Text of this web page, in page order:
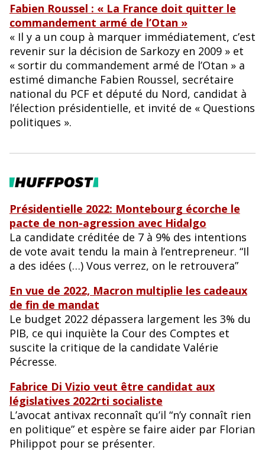
Fabien Roussel : « La France doit quitter le
commandement armé de l’Otan »
« Il y a un coup à marquer immédiatement, c’est
revenir sur la décision de Sarkozy en 2009 » et
« sortir du commandement armé de l’Otan » a
estimé dimanche Fabien Roussel, secrétaire
national du PCF et député du Nord, candidat à
l’élection présidentielle, et invité de « Questions
politiques ».
Présidentielle 2022: Montebourg écorche le
pacte de non-agression avec Hidalgo
La candidate créditée de 7 à 9% des intentions
de vote avait tendu la main à l’entrepreneur. “Il
a des idées (…) Vous verrez, on le retrouvera”
En vue de 2022, Macron multiplie les cadeaux
de fin de mandat
Le budget 2022 dépassera largement les 3% du
PIB, ce qui inquiète la Cour des Comptes et
suscite la critique de la candidate Valérie
Pécresse.
Fabrice Di Vizio veut être candidat aux
législatives 2022rti socialiste
L’avocat antivax reconnaît qu’il “n’y connaît rien
en politique” et espère se faire aider par Florian
Philippot pour se présenter.